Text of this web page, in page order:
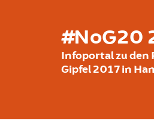
#NoG20
Infoportal zu den
Gipfel 2017 in